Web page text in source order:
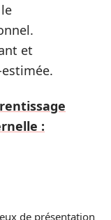
et
:
de présentation